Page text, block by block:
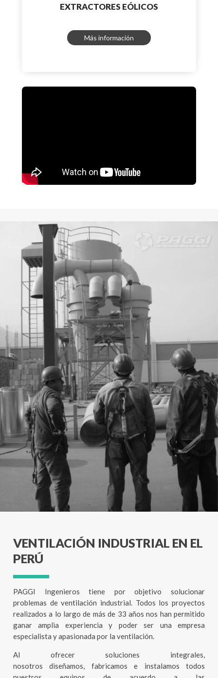
EXTRACTORES EÓLICOS
Más información
VENTILACIÓN INDUSTRIAL EN EL
PERÚ
PAGGI Ingenieros tiene por objetivo solucionar
problemas de ventilación industrial. Todos los proyectos
realizados a lo largo de más de 33 años nos han permitido
ganar amplia experiencia y poder ser una empresa
especialista y apasionada por la ventilación.
Al ofrecer soluciones integrales,
nosotros diseñamos, fabricamos e instalamos todos